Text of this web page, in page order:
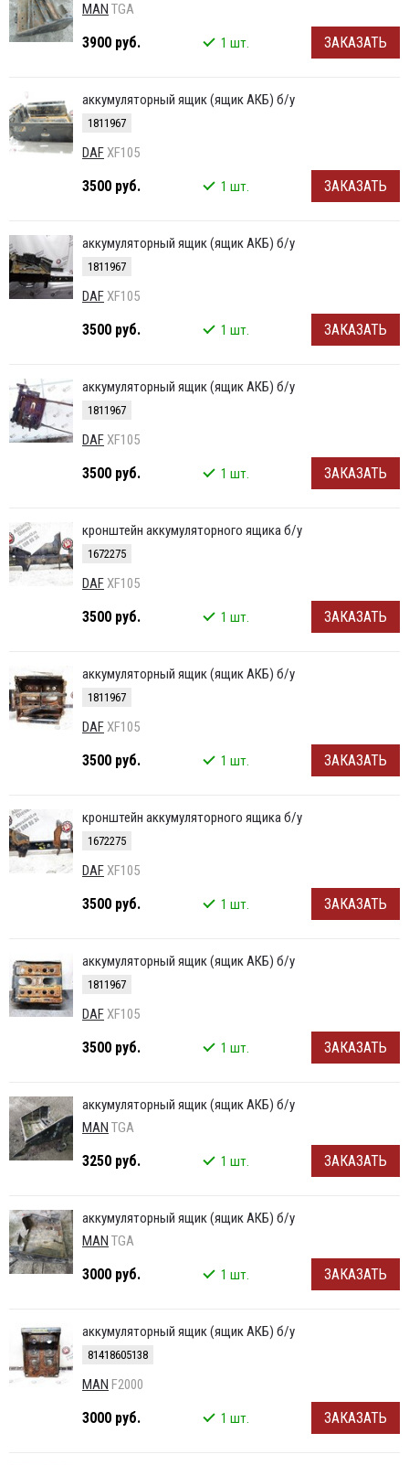
MAN TGA
3900 руб. 1 шт. ЗАКАЗАТЬ
аккумуляторный ящик (ящик АКБ) б/у
1811967
DAFXF105
3500 руб. 1 шт. ЗАКАЗАТЬ
аккумуляторный ящик (ящик АКБ) б/у
1811967
DAFXF105
3500 руб. 1 шт. ЗАКАЗАТЬ
аккумуляторный ящик (ящик АКБ) б/у
1811967
DAFXF105
3500 руб. 1 шт. ЗАКАЗАТЬ
кронштейн аккумуляторного ящика б/у
1672275
DAFXF105
3500 руб. 1 шт. ЗАКАЗАТЬ
аккумуляторный ящик (ящик АКБ) б/у
1811967
DAFXF105
3500 руб. 1 шт. ЗАКАЗАТЬ
кронштейн аккумуляторного ящика б/у
1672275
DAFXF105
3500 руб. 1 шт. ЗАКАЗАТЬ
аккумуляторный ящик (ящик АКБ) б/у
1811967
DAFXF105
3500 руб. 1 шт. ЗАКАЗАТЬ
аккумуляторный ящик (ящик АКБ) б/у
MAN TGA
3250 руб. 1 шт. ЗАКАЗАТЬ
аккумуляторный ящик (ящик АКБ) б/у
MAN TGA
3000 руб. 1 шт. ЗАКАЗАТЬ
аккумуляторный ящик (ящик АКБ) б/у
81418605138
MAN F2000
3000 руб. 1 шт. ЗАКАЗАТЬ